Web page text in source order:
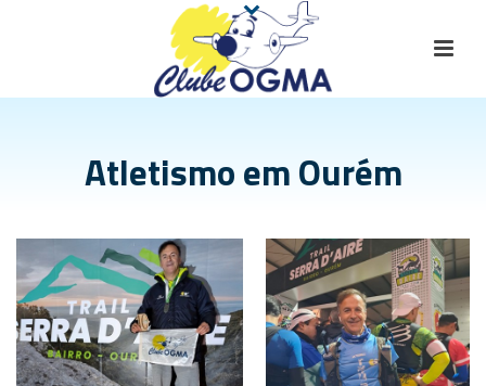
Atletismo em Ourém